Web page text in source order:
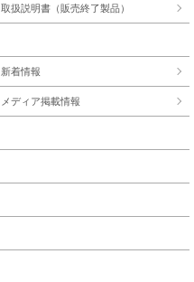
取扱説明書（販売終了製品）
新着情報
メディア掲載情報